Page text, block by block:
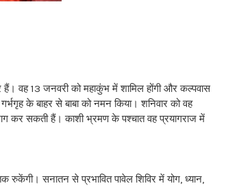
वह 13 जनवरी को महाकुंभ में शामिल होंगी और कल्पवास
के बाहर से बाबा को नमन किया। शनिवार को वह
कर सकती हैं। काशी भ्रमण के पश्चात वह प्रयागराज में
रुकेंगी। सनातन से प्रभावित पावेल शिविर में योग, ध्यान,